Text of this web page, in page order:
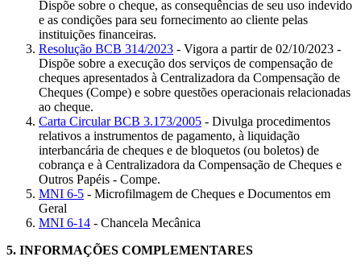
Dispõe sobre o cheque, as consequências de seu uso indevido
e as condições para seu fornecimento ao cliente pelas
instituições financeiras.
Resolução BCB 314/2023 - Vigora a partir de 02/10/2023 -
Dispõe sobre a execução dos serviços de compensação de
cheques apresentados à Centralizadora da Compensação de
Cheques (Compe) e sobre questões operacionais relacionadas
ao cheque.
Carta Circular BCB 3.173/2005 - Divulga procedimentos
relativos a instrumentos de pagamento, à liquidação
interbancária de cheques e de bloquetos (ou boletos) de
cobrança e à Centralizadora da Compensação de Cheques e
Outros Papéis - Compe.
MNI 6-5 - Microfilmagem de Cheques e Documentos em
Geral
MNI 6-14 - Chancela Mecânica
5. INFORMAÇÕES COMPLEMENTARES